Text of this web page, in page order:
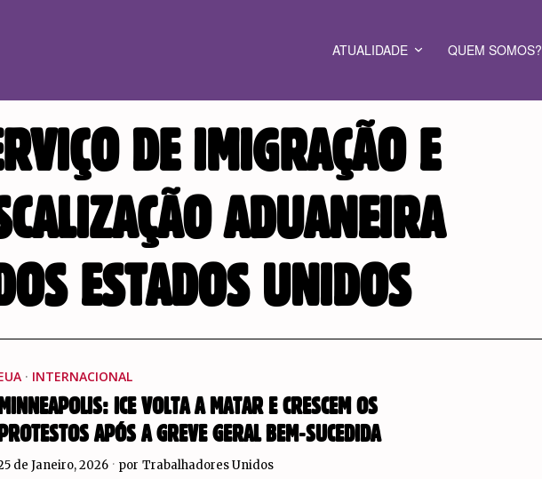
ATUALIDADE QUEM SOMOS?
DE IMIGRAÇÃO E
ADUANEIRA
ESTADOS UNIDOS
· INTERNACIONAL
ICE VOLTA A MATAR E CRESCEM OS
APÓS A GREVE GERAL BEM-SUCEDIDA
de Janeiro, 2026 por Trabalhadores Unidos